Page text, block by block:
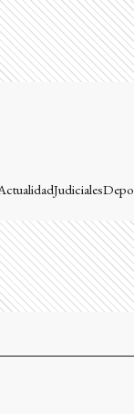
Judiciales